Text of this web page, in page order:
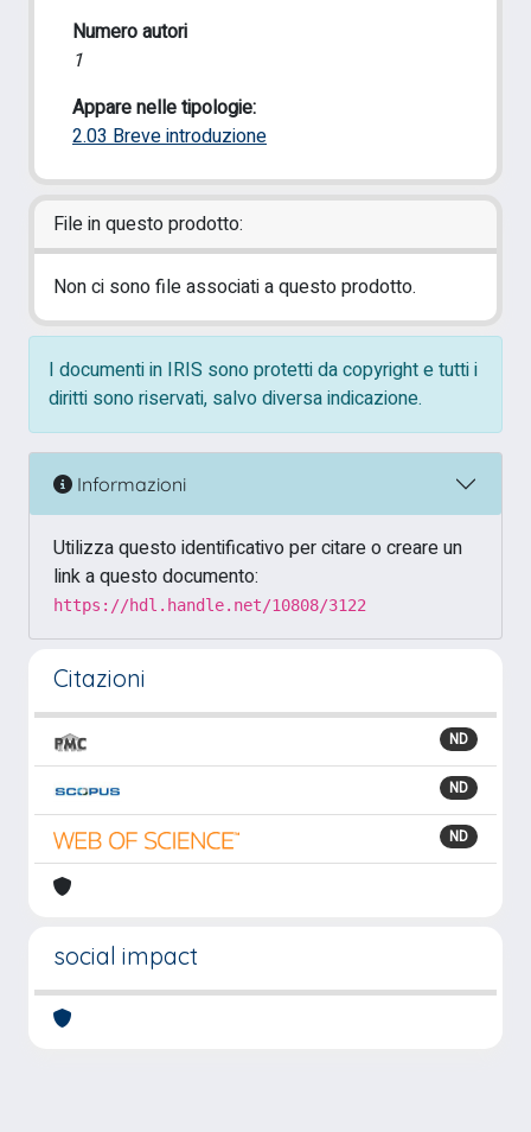
Numero autori
1
Appare nelle tipologie:
2.03 Breve introduzione
File in questo prodotto:
Non ci sono file associati a questo prodotto.
I documenti in IRIS sono protetti da copyright e tutti i
diritti sono riservati, salvo diversa indicazione.
Informazioni
Utilizza questo identificativo per citare o creare un
link a questo documento:
https://hdl.handle.net/10808/3122
Citazioni
ND
ND
ND
social impact